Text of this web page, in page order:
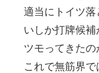
適当にトイツ
いしか打牌候
ツモってきた
これで無筋界